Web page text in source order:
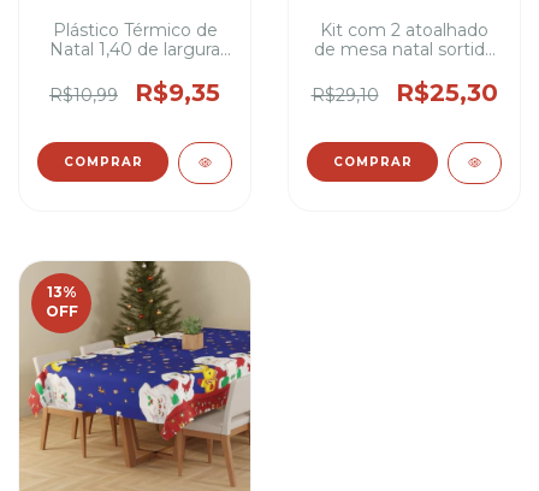
Plástico Térmico de
Natal 1,40 de largura
R$10,99
R$9,35
COMPRAR
Kit com 2 atoalhado
de mesa natal sortida
100% poliéster 4,6 e 8
cadeiras ( varias
R$29,10 R$25,30
COMPRAR
13%
OFF